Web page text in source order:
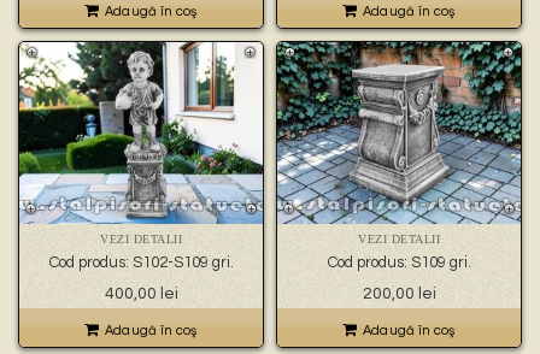
Adaugă în coş Adaugă în coş
VEZI DETALII
Cod produs: S102-S109 gri.
400,00 lei
Adaugă în coş
VEZI DETALII
Cod produs: S109 gri.
200,00 lei
Adaugă în coş